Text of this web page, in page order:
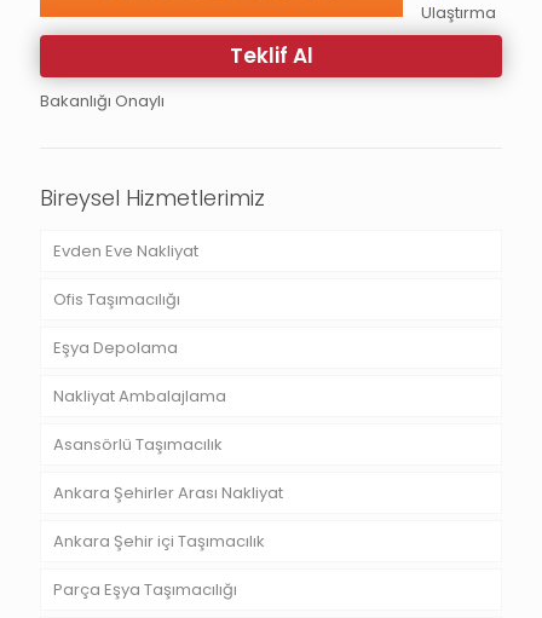
Teklif Al
Ulaştırma
Bakanlığı Onaylı
Bireysel Hizmetlerimiz
Evden Eve Nakliyat
Ofis Taşımacılığı
Eşya Depolama
Nakliyat Ambalajlama
Asansörlü Taşımacılık
Ankara Şehirler Arası Nakliyat
Ankara Şehir içi Taşımacılık
Parça Eşya Taşımacılığı